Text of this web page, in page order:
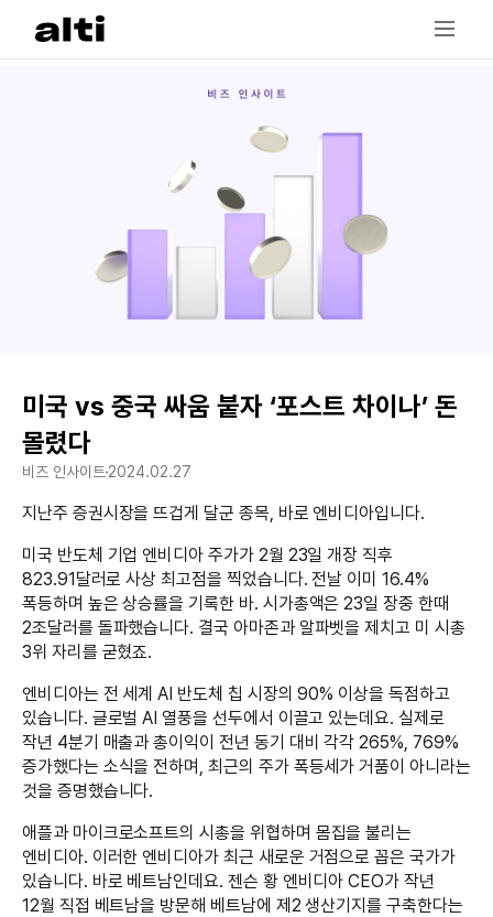
미국 vs 중국 싸움 붙자 ‘포스트 차이나’ 돈
몰렸다
비즈 인사이트 2024.02.27
지난주 증권시장을 뜨겁게 달군 종목, 바로 엔비디아입니다.
미국 반도체 기업 엔비디아 주가가 2월 23일 개장 직후
823.91달러로 사상 최고점을 찍었습니다. 전날 이미 16.4%
폭등하며 높은 상승률을 기록한 바. 시가총액은 23일 장중 한때
2조달러를 돌파했습니다. 결국 아마존과 알파벳을 제치고 미 시총
3위 자리를 굳혔죠.
엔비디아는 전 세계 AI 반도체 칩 시장의 90% 이상을 독점하고
있습니다. 글로벌 AI 열풍을 선두에서 이끌고 있는데요. 실제로
작년 4분기 매출과 총이익이 전년 동기 대비 각각 265%, 769%
증가했다는 소식을 전하며, 최근의 주가 폭등세가 거품이 아니라는
것을 증명했습니다.
애플과 마이크로소프트의 시총을 위협하며 몸집을 불리는
엔비디아. 이러한 엔비디아가 최근 새로운 거점으로 꼽은 국가가
있습니다. 바로 베트남인데요. 젠슨 황 엔비디아 CEO가 작년
12월 직접 베트남을 방문해 베트남에 제2 생산기지를 구축한다는